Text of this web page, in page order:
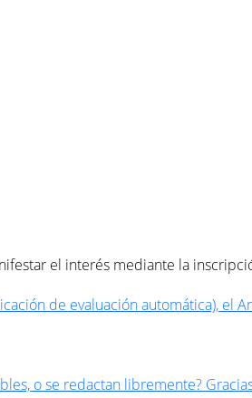
el interés mediante la
de evaluación automática), el
o se redactan libremente?